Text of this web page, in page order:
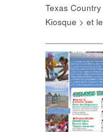
Texas
Kiosque > et